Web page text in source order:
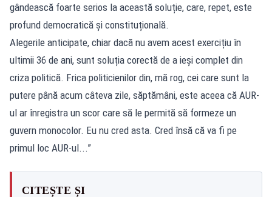
gândească foarte serios la această soluție, care, repet, este
profund democratică și constituțională.
Alegerile anticipate, chiar dacă nu avem acest exercițiu în
ultimii 36 de ani, sunt soluția corectă de a ieși complet din
criza politică. Frica politicienilor din, mă rog, cei care sunt la
putere până acum câteva zile, săptămâni, este aceea că AUR-
ul ar înregistra un scor care să le permită să formeze un
guvern monocolor. Eu nu cred asta. Cred însă că va fi pe
primul loc AUR-ul...”
CITEȘTE ȘI